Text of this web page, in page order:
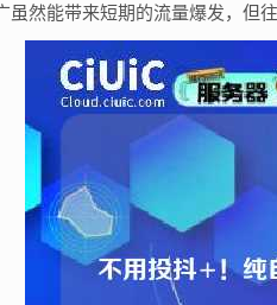
虽然能带来短期的流量爆发，但